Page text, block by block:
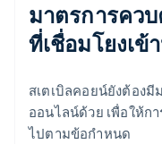
มาตรการคว
ที่เชื่อมโยงเข้
สเตเบิลคอยน์ยังต้อง
ออนไลน์ด้วย เพื่อให้ก
ไปตามข้อกำหนด